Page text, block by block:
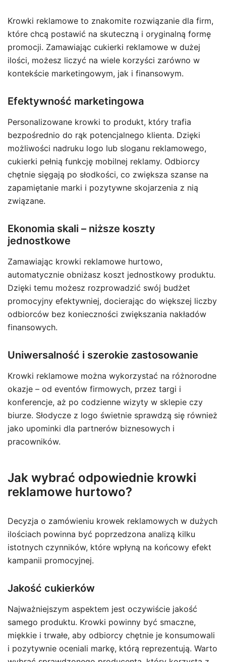
Krowki reklamowe to znakomite rozwiązanie dla firm,
które chcą postawić na skuteczną i oryginalną formę
promocji. Zamawiając cukierki reklamowe w dużej
ilości, możesz liczyć na wiele korzyści zarówno w
kontekście marketingowym, jak i finansowym.
Efektywność marketingowa
Personalizowane krowki to produkt, który trafia
bezpośrednio do rąk potencjalnego klienta. Dzięki
możliwości nadruku logo lub sloganu reklamowego,
cukierki pełnią funkcję mobilnej reklamy. Odbiorcy
chętnie sięgają po słodkości, co zwiększa szanse na
zapamiętanie marki i pozytywne skojarzenia z nią
związane.
Ekonomia skali – niższe koszty
jednostkowe
Zamawiając krowki reklamowe hurtowo,
automatycznie obniżasz koszt jednostkowy produktu.
Dzięki temu możesz rozprowadzić swój budżet
promocyjny efektywniej, docierając do większej liczby
odbiorców bez konieczności zwiększania nakładów
finansowych.
Uniwersalność i szerokie zastosowanie
Krowki reklamowe można wykorzystać na różnorodne
okazje – od eventów firmowych, przez targi i
konferencje, aż po codzienne wizyty w sklepie czy
biurze. Słodycze z logo świetnie sprawdzą się również
jako upominki dla partnerów biznesowych i
pracowników.
Jak wybrać odpowiednie krowki
reklamowe hurtowo?
Decyzja o zamówieniu krowek reklamowych w dużych
ilościach powinna być poprzedzona analizą kilku
istotnych czynników, które wpłyną na końcowy efekt
kampanii promocyjnej.
Jakość cukierków
Najważniejszym aspektem jest oczywiście jakość
samego produktu. Krowki powinny być smaczne,
miękkie i trwałe, aby odbiorcy chętnie je konsumowali
i pozytywnie oceniali markę, którą reprezentują. Warto